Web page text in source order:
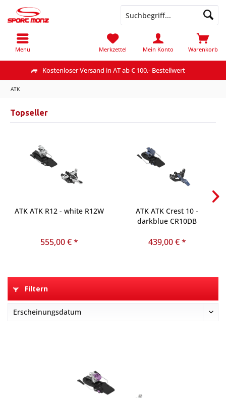
Kostenloser Versand in AT ab € 100,- Bestellwert
Menü Warenkorb
Merkzettel Mein Konto
ATK
Topseller
ATK ATK R12 - white R12W
555,00 € *
ATK ATK Crest 10 -
darkblue CR10DB
439,00 € *
Filtern